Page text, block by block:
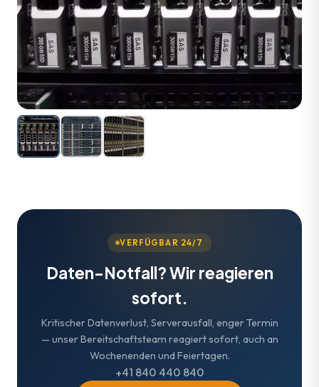
VERFÜGBAR 24/7
Daten-Notfall? Wir reagieren
sofort.
Kritischer Datenverlust, Serverausfall, enger Termin
— unser Bereitschaftsteam reagiert sofort, auch an
Wochenenden und Feiertagen.
+41 840 440 840